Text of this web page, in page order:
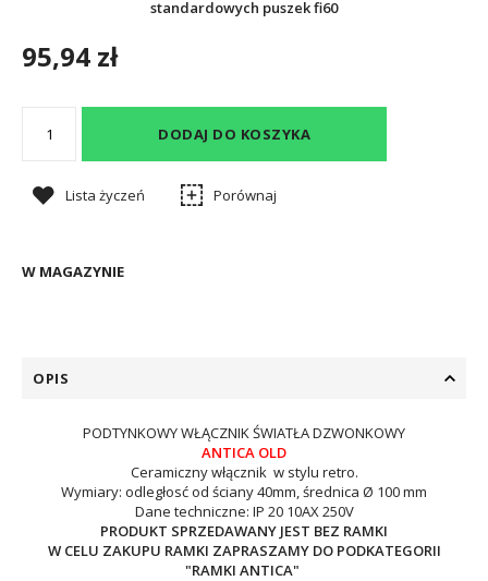
standardowych puszek fi60
95,94 zł
DODAJ DO KOSZYKA
Lista życzeń Porównaj
W MAGAZYNIE
OPIS
PODTYNKOWY WŁĄCZNIK ŚWIATŁA DZWONKOWY
ANTICA OLD
Ceramiczny włącznik w stylu retro.
Wymiary: odległosć od ściany 40mm, średnica Ø 100 mm
Dane techniczne: IP 20 10AX 250V
PRODUKT SPRZEDAWANY JEST BEZ RAMKI
W CELU ZAKUPU RAMKI ZAPRASZAMY DO PODKATEGORII
"RAMKI ANTICA"